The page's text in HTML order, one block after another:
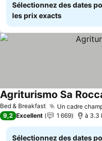
Sélectionnez des dates
les prix exacts
Bed & Breakfast Un cadre
Agriturismo Sa
9,2 Excellent 1 669 à 3.3
Sélectionnez des dates